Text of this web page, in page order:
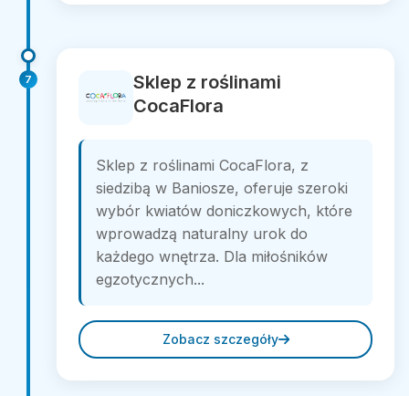
7
Sklep z roślinami
CocaFlora
Sklep z roślinami CocaFlora, z
siedzibą w Baniosze, oferuje szeroki
wybór kwiatów doniczkowych, które
wprowadzą naturalny urok do
każdego wnętrza. Dla miłośników
egzotycznych...
Zobacz szczegóły